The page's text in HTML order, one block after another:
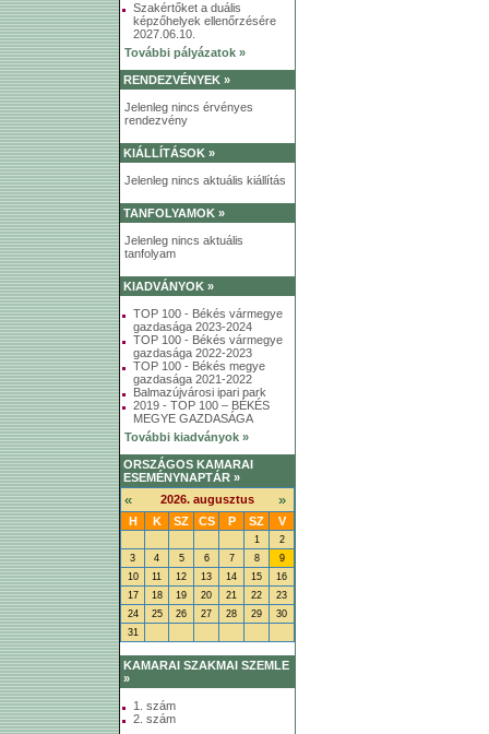
Szakértőket a duális
képzőhelyek ellenőrzésére
2027.06.10.
További pályázatok »
RENDEZVÉNYEK »
Jelenleg nincs érvényes
rendezvény
KIÁLLÍTÁSOK »
Jelenleg nincs aktuális kiállítás
TANFOLYAMOK »
Jelenleg nincs aktuális
tanfolyam
KIADVÁNYOK »
TOP 100 - Békés vármegye
gazdasága 2023-2024
TOP 100 - Békés vármegye
gazdasága 2022-2023
TOP 100 - Békés megye
gazdasága 2021-2022
Balmazújvárosi ipari park
2019 - TOP 100 – BÉKÉS
MEGYE GAZDASÁGA
További kiadványok »
ORSZÁGOS KAMARAI
ESEMÉNYNAPTÁR »
« 2026. augusztus »
H K SZ CS P SZ V
1
2
3
4 5 6 7 8
9
10
11 12 13 14 15
16
17
18 19 20 21 22
23
24
25 26 27 28 29
30
31
KAMARAI SZAKMAI SZEMLE
»
1. szám
2. szám